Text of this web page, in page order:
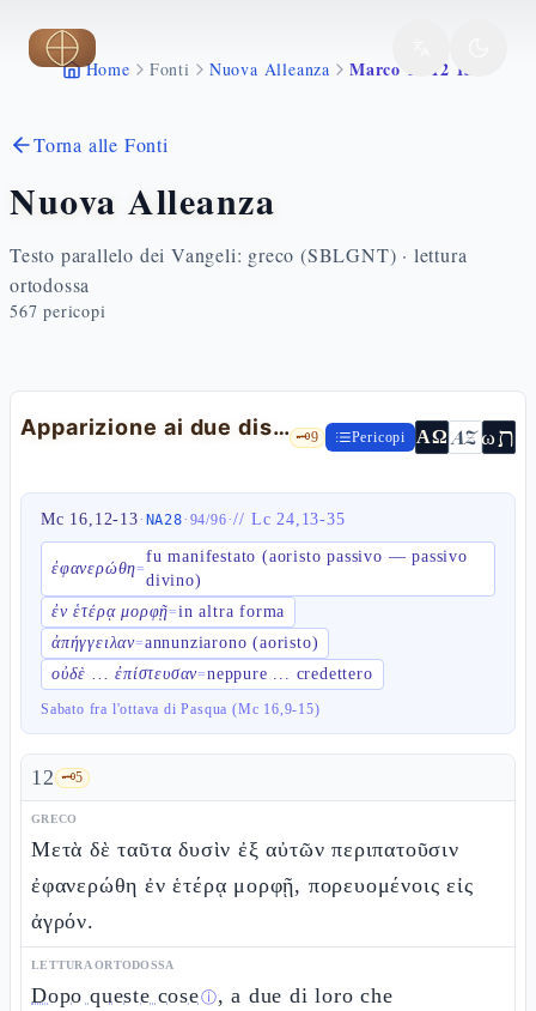
Vai al contenuto principale
Home Fonti Nuova Alleanza Marco 16 12 13
Torna alle Fonti
Nuova Alleanza
Testo parallelo dei Vangeli: greco (SBLGNT) · lettura
ortodossa
567 pericopi
Apparizione ai due discepoli in cammino 🗝️9 Pericopi ΑΩ AZωת
Mc 16,12-13· NA28· 94/96·// Lc 24,13-35
ἐφανερώθη=
fu manifestato (aoristo passivo — passivo
divino)
ἐν ἑτέρᾳ μορφῇ=in altra forma
ἀπήγγειλαν=annunziarono (aoristo)
οὐδὲ ... ἐπίστευσαν=neppure ... credettero
Sabato fra l'ottava di Pasqua (Mc 16,9-15)
12 🗝️5
GRECO
Μετὰ δὲ ταῦτα δυσὶν ἐξ αὐτῶν περιπατοῦσιν
ἐφανερώθη ἐν ἑτέρᾳ μορφῇ, πορευομένοις εἰς
ἀγρόν.
LETTURA ORTODOSSA
Dopo queste coseⓘ, a due di loro che